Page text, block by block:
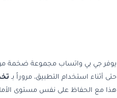
يوفر جي بي واتساب مجموعة ضخمة من
حتى أثناء استخدام التطبيق، مروراً بـ